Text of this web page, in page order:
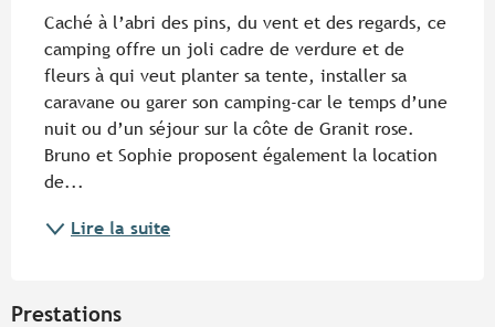
Caché à l’abri des pins, du vent et des regards, ce
camping offre un joli cadre de verdure et de
fleurs à qui veut planter sa tente, installer sa
caravane ou garer son camping-car le temps d’une
nuit ou d’un séjour sur la côte de Granit rose.
Bruno et Sophie proposent également la location
de...
Lire la suite
Prestations